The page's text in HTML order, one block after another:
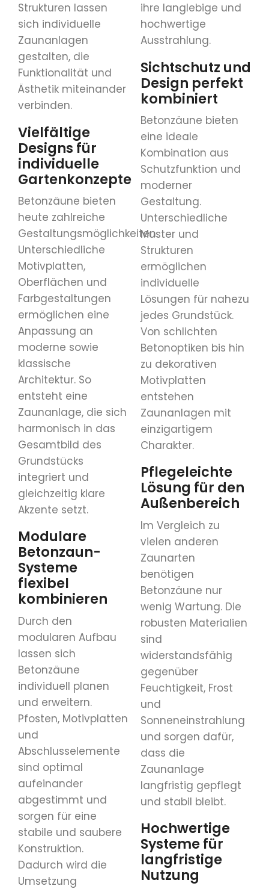
Strukturen lassen
sich individuelle
Zaunanlagen
gestalten, die
Funktionalität und
Ästhetik miteinander
verbinden.
Vielfältige
Designs für
individuelle
Gartenkonzepte
Betonzäune bieten
heute zahlreiche
Gestaltungsmöglichkeiten.
Unterschiedliche
Motivplatten,
Oberflächen und
Farbgestaltungen
ermöglichen eine
Anpassung an
moderne sowie
klassische
Architektur. So
entsteht eine
Zaunanlage, die sich
harmonisch in das
Gesamtbild des
Grundstücks
integriert und
gleichzeitig klare
Akzente setzt.
Modulare
Betonzaun-
Systeme
flexibel
kombinieren
Durch den
modularen Aufbau
lassen sich
Betonzäune
individuell planen
und erweitern.
Pfosten, Motivplatten
und
Abschlusselemente
sind optimal
aufeinander
abgestimmt und
sorgen für eine
stabile und saubere
Konstruktion.
Dadurch wird die
Umsetzung
ihre langlebige und
hochwertige
Ausstrahlung.
Sichtschutz und
Design perfekt
kombiniert
Betonzäune bieten
eine ideale
Kombination aus
Schutzfunktion und
moderner
Gestaltung.
Unterschiedliche
Muster und
Strukturen
ermöglichen
individuelle
Lösungen für nahezu
jedes Grundstück.
Von schlichten
Betonoptiken bis hin
zu dekorativen
Motivplatten
entstehen
Zaunanlagen mit
einzigartigem
Charakter.
Pflegeleichte
Lösung für den
Außenbereich
Im Vergleich zu
vielen anderen
Zaunarten
benötigen
Betonzäune nur
wenig Wartung. Die
robusten Materialien
sind
widerstandsfähig
gegenüber
Feuchtigkeit, Frost
und
Sonneneinstrahlung
und sorgen dafür,
dass die
Zaunanlage
langfristig gepflegt
und stabil bleibt.
Hochwertige
Systeme für
langfristige
Nutzung